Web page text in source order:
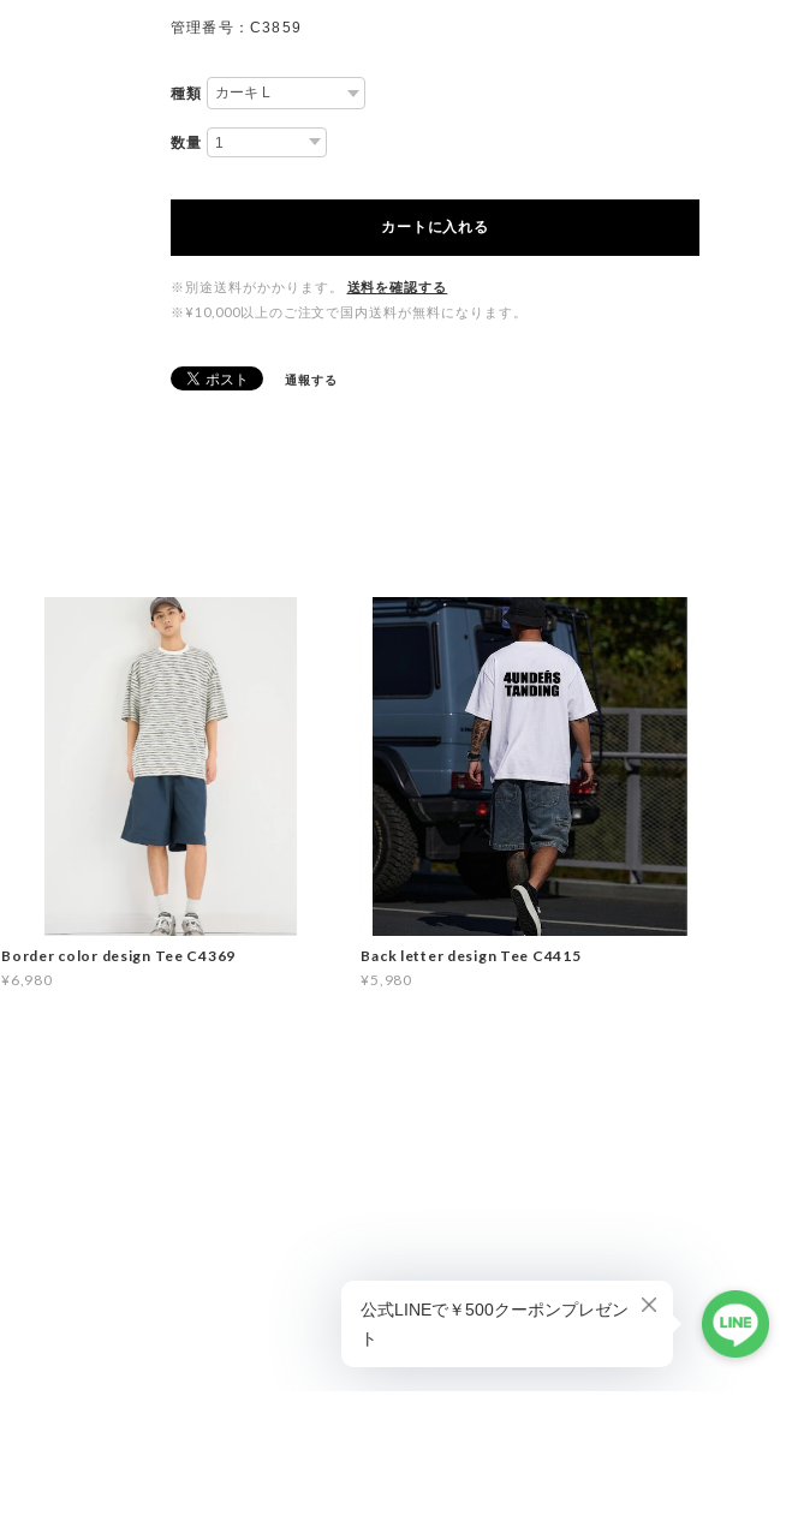
管理番号：C3859
種類
数量
カートに入れる
※別途送料がかかります。
送料を確認する
※¥10,000以上のご注文で国内送料が無料になります。
通報する
Border color design Tee C4369
¥6,980
Back letter design Tee C4415
¥5,980